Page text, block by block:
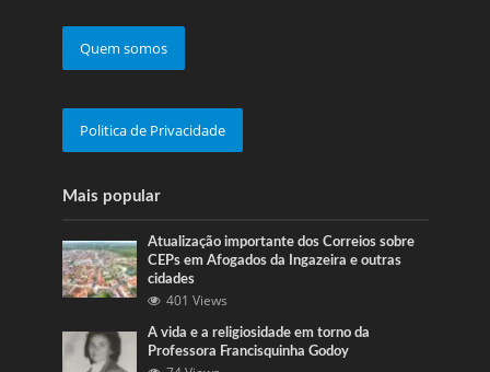
Quem somos
Politica de Privacidade
Mais popular
Atualização importante dos Correios sobre
CEPs em Afogados da Ingazeira e outras
cidades
401 Views
A vida e a religiosidade em torno da
Professora Francisquinha Godoy